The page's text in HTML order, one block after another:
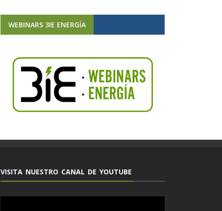
WEBINARS 3IE ENERGÍA
VISITA NUESTRO CANAL DE YOUTUBE